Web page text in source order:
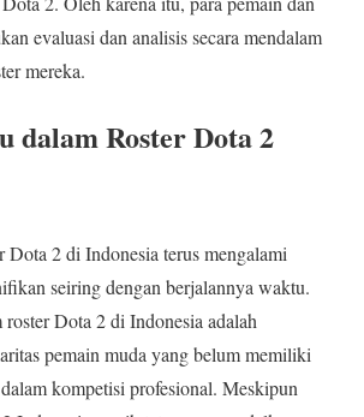
evaluasi dan analisis secara mendalam
mereka.
dalam Roster Dota 2
Dota 2 di Indonesia terus mengalami
seiring dengan berjalannya waktu.
roster Dota 2 di Indonesia adalah
pemain muda yang belum memiliki
kompetisi profesional. Meskipun